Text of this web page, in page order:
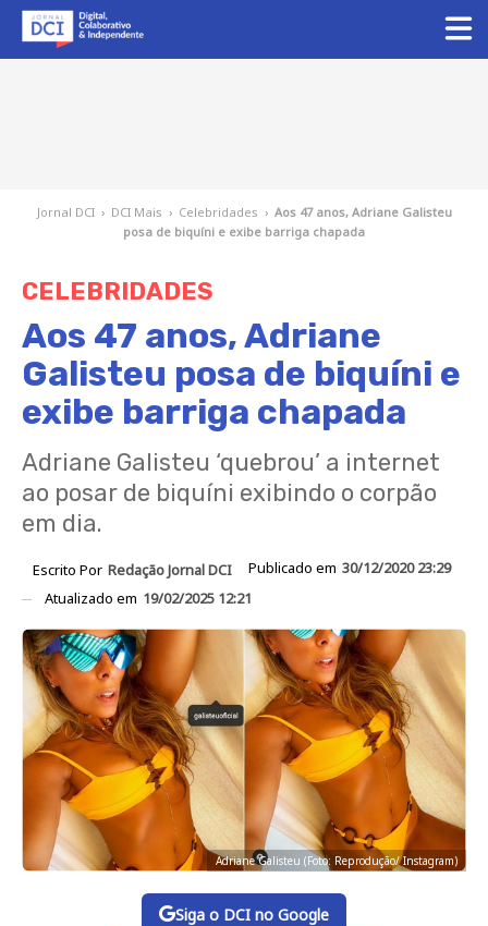
Jornal DCI › DCI Mais › Celebridades › Aos 47 anos, Adriane Galisteu
posa de biquíni e exibe barriga chapada
CELEBRIDADES
Aos 47 anos, Adriane
Galisteu posa de biquíni e
exibe barriga chapada
Adriane Galisteu ‘quebrou’ a internet
ao posar de biquíni exibindo o corpão
em dia.
Escrito Por Redação Jornal DCI Publicado em 30/12/2020 23:29
Atualizado em 19/02/2025 12:21
Adriane Galisteu (Foto: Reprodução/ Instagram)
Siga o DCI no Google